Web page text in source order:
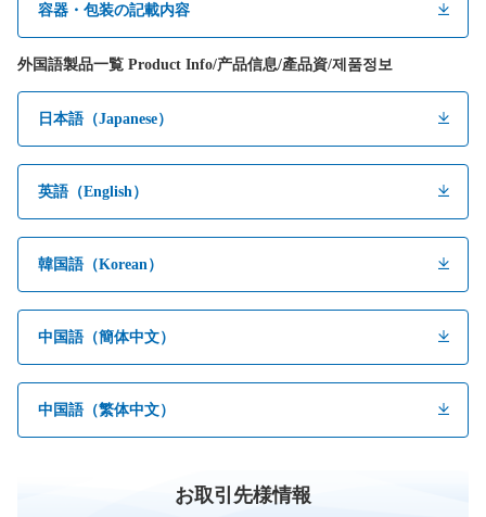
容器・包装の記載内容
外国語製品一覧 Product Info/产品信息/產品資/제품정보
日本語（Japanese）
英語（English）
韓国語（Korean）
中国語（簡体中文）
中国語（繁体中文）
お取引先様情報